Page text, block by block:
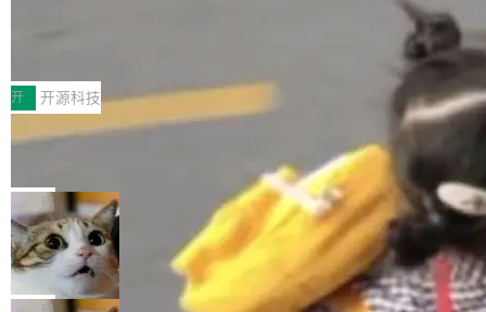
常维护操作，并完整支持 Iceberg V3 格式。
村国家自主创新示范区会议中心开幕。本届大会
由中关村智联软件服务业质量创新联盟主办，以
“智构可信·质创未来——AI原生时代的质量新范
式”为主题，直面AI从实验室走向规模化产业落地
的核心质量命题。会上，《2026智能研发生产力
工具选型手册》发布，Testin云测的Testin XAge
nt智能测试系统入选AI测试领域代表产品。对CI
O而言，这提示了一个转变：AI测试正在从效率
工具升级为企业的质量基础设施。 CIO面对的新
开 开源科技
让非法状态不可表示：一篇关于 ADT
有一种东西，一旦用过就回不去了。Alex Fedos
eev 管它叫"软件设计的基石"。 他说的东西不新
鲜——代数数据类型（ADT），尤其是和类型
（sum type）。但他说清楚了一件事：这不是类
型系统的学术体操，是日常编码的思维方式。 文
章从一个简单的例子切入。一个网站的深色主题
局
Cloudflare 开源内部企业 AI 平台 Clou
dflare OS
Cloudflare 发布了一个开源项目 Cloudflare O
S。如果你只看官方博客，你会觉得这是又一